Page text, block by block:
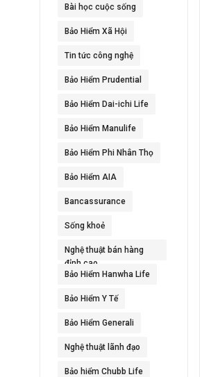
Bài học cuộc sống
Bảo Hiểm Xã Hội
Tin tức công nghệ
Bảo Hiểm Prudential
Bảo Hiểm Dai-ichi Life
Bảo Hiểm Manulife
Bảo Hiểm Phi Nhân Thọ
Bảo Hiểm AIA
Bancassurance
Sống khoẻ
Nghệ thuật bán hàng
đỉnh cao
Bảo Hiểm Hanwha Life
Bảo Hiểm Y Tế
Bảo Hiểm Generali
Nghệ thuật lãnh đạo
Bảo hiểm Chubb Life